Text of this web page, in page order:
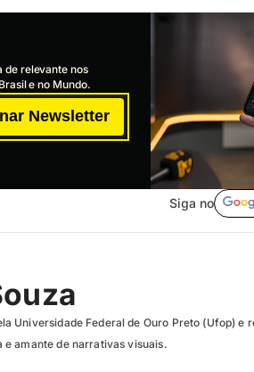
de relevante nos
e no Mundo.
Newsletter
Siga no
Universidade Federal de Ouro Preto (Ufop) e
amante de narrativas visuais.